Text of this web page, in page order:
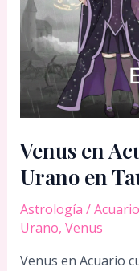
Venus en
Urano en
Astrología /Acuario
Urano, Venus
Venus en Acuario